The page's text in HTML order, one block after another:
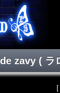
zavy ( ラ
[